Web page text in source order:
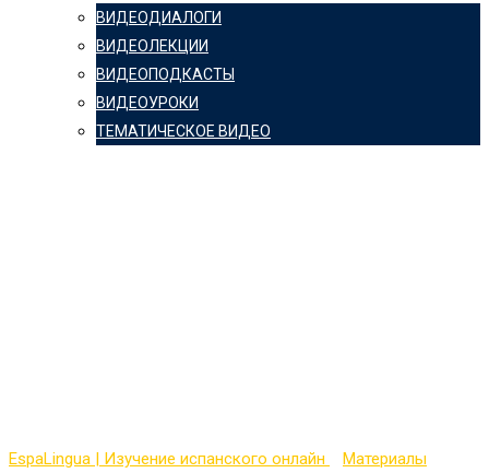
ВИДЕОДИАЛОГИ
ВИДЕОЛЕКЦИИ
ВИДЕОПОДКАСТЫ
ВИДЕОУРОКИ
ТЕМАТИЧЕСКОЕ ВИДЕО
EspaLingua | Изучение испанского онлайн Материалы